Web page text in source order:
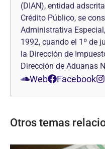
(DIAN), entidad
Crédito Público, se
Administrativa
1992, cuando el 1º de
la Dirección de
Dirección de Aduanas
Web Facebook
Otros temas